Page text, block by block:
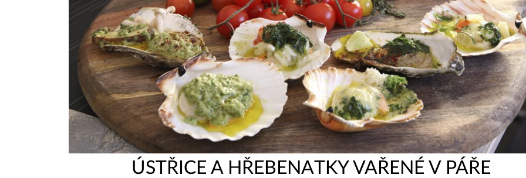
ÚSTŘICE A HŘEBENATKY VAŘENÉ V PÁŘE